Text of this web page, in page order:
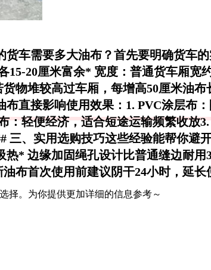
货车需要多大油布？首先要明确货车
15-20厘米富余* 宽度 ：普通货车厢宽
货物堆较高过车厢，每增高50厘米油
布直接影响使用效果：1. PVC涂层布
：轻便经济，适合短途运输频繁收放
三、实用选购技巧这些经验能帮你避
* 边缘加固绳孔设计比普通缝边耐用
布首次使用前建议阴干24小时，延长
择。为你提供更加详细的信息参考～